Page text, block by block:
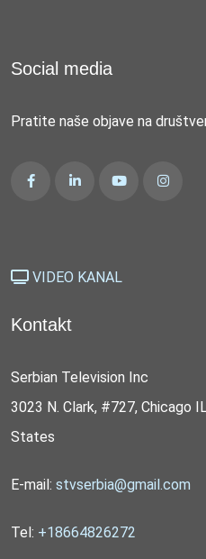
Social media
Pratite naše objave na
VIDEO KANAL
Kontakt
Serbian Television Inc
3023 N. Clark, #727, Chicago
States
E-mail: stvserbia@gmail.com
Tel: +18664826272